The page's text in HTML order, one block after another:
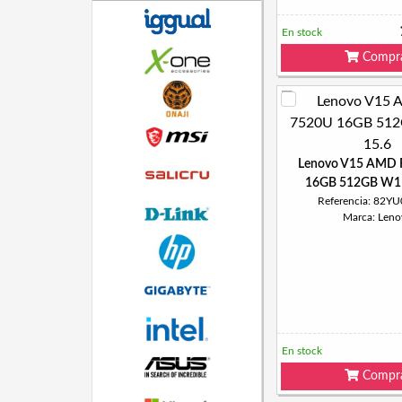
En stock
Lenovo V15 AMD
16GB 512GB
Referencia:
Marca:
En stock